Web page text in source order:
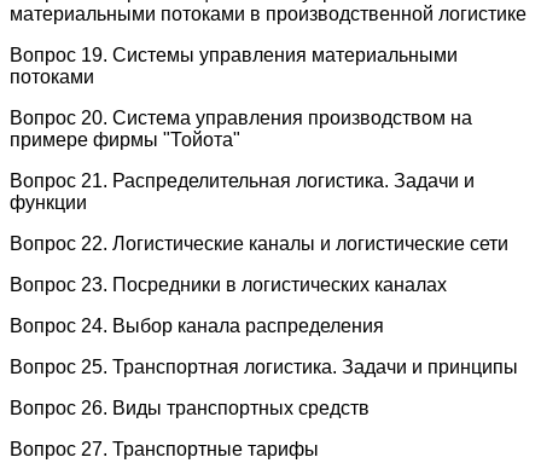
материальными потоками в производственной логистике
Вопрос 19. Системы управления материальными
потоками
Вопрос 20. Система управления производством на
примере фирмы "Тойота"
Вопрос 21. Распределительная логистика. Задачи и
функции
Вопрос 22. Логистические каналы и логистические сети
Вопрос 23. Посредники в логистических каналах
Вопрос 24. Выбор канала распределения
Вопрос 25. Транспортная логистика. Задачи и принципы
Вопрос 26. Виды транспортных средств
Вопрос 27. Транспортные тарифы